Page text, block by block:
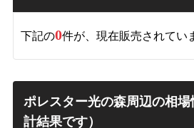
下記の0件が、現在販売されてい
ポレスター光の森周辺の相
計結果です）